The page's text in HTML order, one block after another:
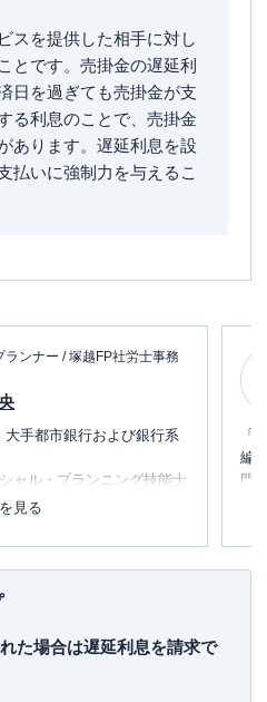
スを提供した相手に対し
とです。売掛金の遅延利
日を過ぎても売掛金が支
る利息のことで、売掛金
あります。遅延利息を設
払いに強制力を与えるこ
ランナー / 塚越FP社労士事務
手都市銀行および銀行系
ャル・プランニング技能士
イセンスで「塚越FP社労
保町FPフォーラム」に参加
相談員を務める。
や監修、コンサルティン
だき、信頼される仕事を目
見る
「
編
門
め
た場合は遅延利息を請求で